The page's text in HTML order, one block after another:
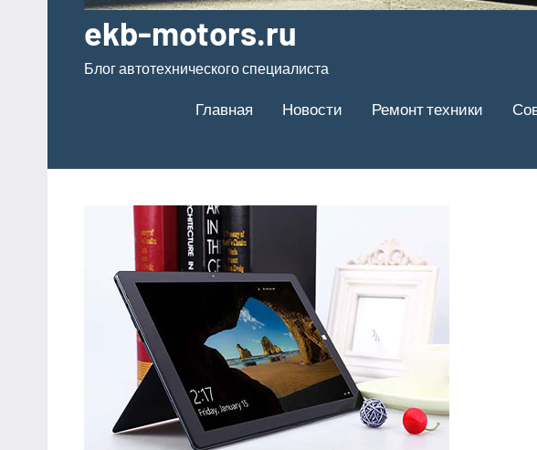
ekb-motors.ru
Блог автотехнического специалиста
Главная Новости Ремонт техники